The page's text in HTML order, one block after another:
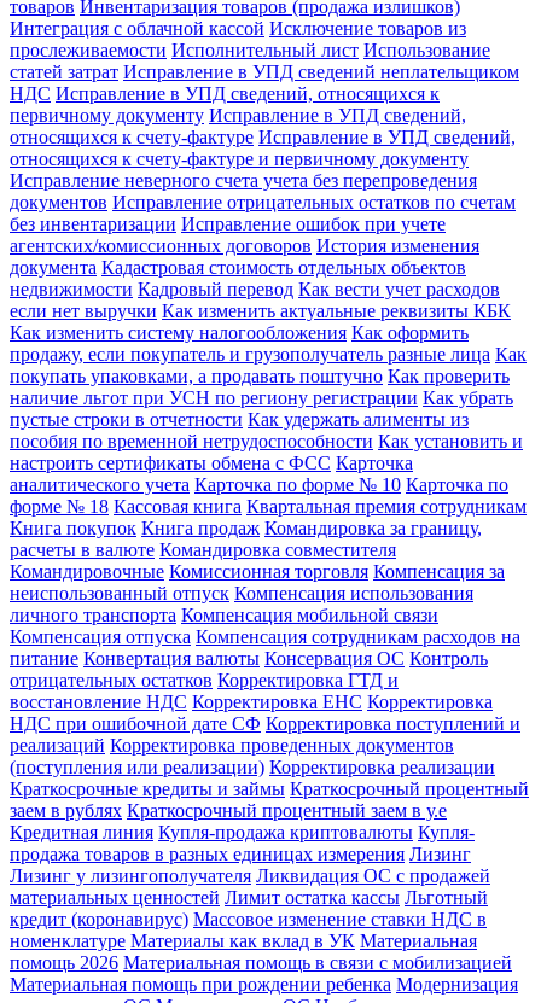
товаров Инвентаризация товаров (продажа излишков)
Интеграция с облачной кассой Исключение товаров из
прослеживаемости Исполнительный лист Использование
статей затрат Исправление в УПД сведений неплательщиком
НДС Исправление в УПД сведений, относящихся к
первичному документу Исправление в УПД сведений,
относящихся к счету-фактуре Исправление в УПД сведений,
относящихся к счету-фактуре и первичному документу
Исправление неверного счета учета без перепроведения
документов Исправление отрицательных остатков по счетам
без инвентаризации Исправление ошибок при учете
агентских/комиссионных договоров История изменения
документа Кадастровая стоимость отдельных объектов
недвижимости Кадровый перевод Как вести учет расходов
если нет выручки Как изменить актуальные реквизиты КБК
Как изменить систему налогообложения Как оформить
продажу, если покупатель и грузополучатель разные лица Как
покупать упаковками, а продавать поштучно Как проверить
наличие льгот при УСН по региону регистрации Как убрать
пустые строки в отчетности Как удержать алименты из
пособия по временной нетрудоспособности Как установить и
настроить сертификаты обмена с ФСС Карточка
аналитического учета Карточка по форме № 10 Карточка по
форме № 18 Кассовая книга Квартальная премия сотрудникам
Книга покупок Книга продаж Командировка за границу,
расчеты в валюте Командировка совместителя
Командировочные Комиссионная торговля Компенсация за
неиспользованный отпуск Компенсация использования
личного транспорта Компенсация мобильной связи
Компенсация отпуска Компенсация сотрудникам расходов на
питание Конвертация валюты Консервация ОС Контроль
отрицательных остатков Корректировка ГТД и
восстановление НДС Корректировка ЕНС Корректировка
НДС при ошибочной дате СФ Корректировка поступлений и
реализаций Корректировка проведенных документов
(поступления или реализации) Корректировка реализации
Краткосрочные кредиты и займы Краткосрочный процентный
заем в рублях Краткосрочный процентный заем в у.е
Кредитная линия Купля-продажа криптовалюты Купля-
продажа товаров в разных единицах измерения Лизинг
Лизинг у лизингополучателя Ликвидация ОС с продажей
материальных ценностей Лимит остатка кассы Льготный
кредит (коронавирус) Массовое изменение ставки НДС в
номенклатуре Материалы как вклад в УК Материальная
помощь 2026 Материальная помощь в связи с мобилизацией
Материальная помощь при рождении ребенка Модернизация